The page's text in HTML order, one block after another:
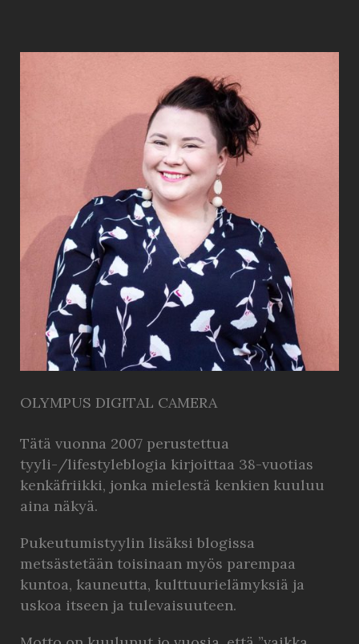
OLYMPUS DIGITAL CAMERA
Tätä vuonna 2007 perustettua
tyyli-/lifestyleblogia kirjoittaa 38-vuotias
kenkäfriikki, jonka mielestä kenkien kuuluu
aina näkyä.
Pukeutumistyylin lisäksi blogissa
metsästetään toisinaan myös parempaa
kuntoa, kauneutta, kulttuurielämyksiä ja
uskoa itseen ja tulevaisuuteen.